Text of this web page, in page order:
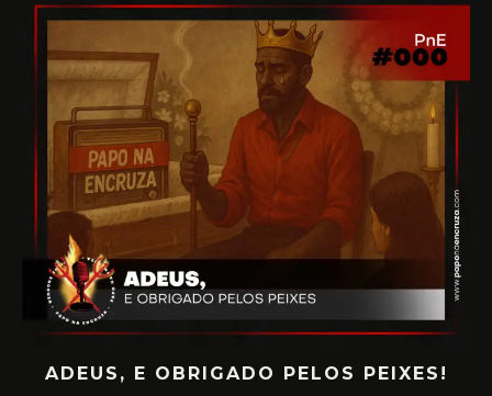
ADEUS, E OBRIGADO PELOS PEIXES!